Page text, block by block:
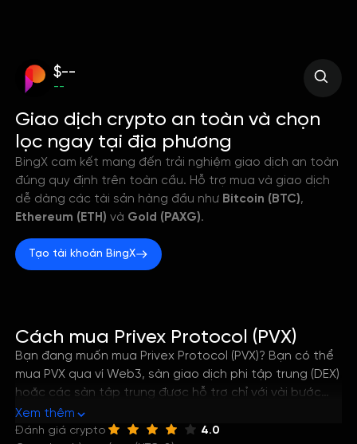
$--
--
Giao dịch crypto an toàn và chọn
lọc ngay tại địa phương
BingX cam kết mang đến trải nghiệm giao dịch an toàn
đúng quy định trên toàn cầu. Hỗ trợ mua và giao dịch
dễ dàng các tài sản hàng đầu như Bitcoin (BTC),
Ethereum (ETH) và Gold (PAXG).
Tạo tài khoản BingX
Cách mua Privex Protocol (PVX)
Bạn đang muốn mua Privex Protocol (PVX)? Bạn có thể
mua PVX qua ví Web3, sàn giao dịch phi tập trung (DEX)
hoặc các sàn tập trung được hỗ trợ chỉ với vài bước
đơn giản. Hướng dẫn này sẽ giúp bạn nắm rõ cách tốt
nhất để mua Privex Protocol, cũng như cách lưu trữ và
Xem thêm
Đánh giá crypto
4.0